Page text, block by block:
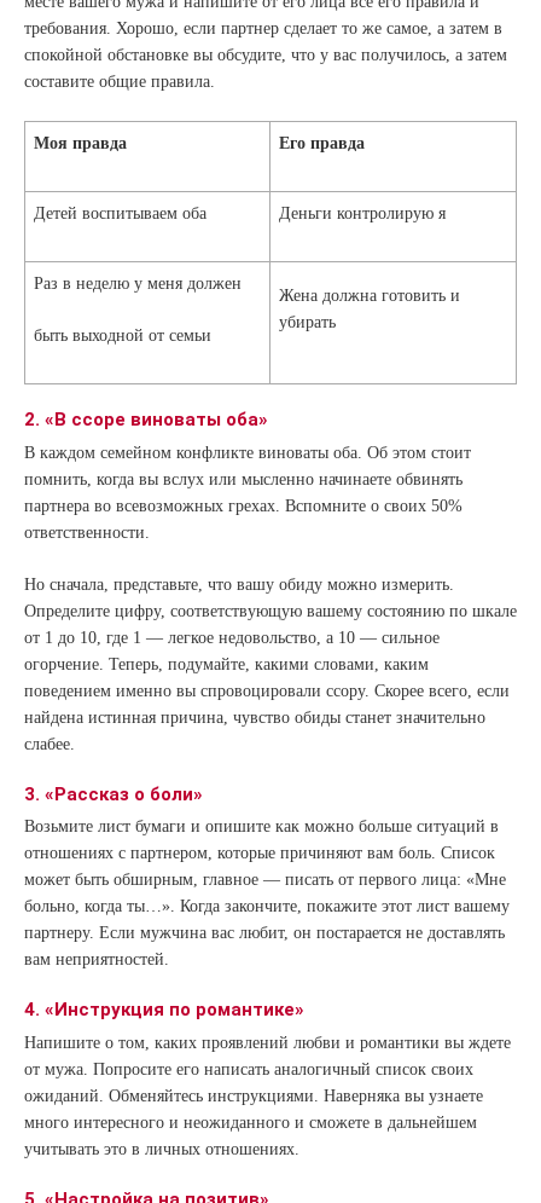
требования. Хорошо, если партнер сделает то же самое, а затем в
спокойной обстановке вы обсудите, что у вас получилось, а затем
составите общие правила.
Моя правда Его правда
Детей воспитываем оба Деньги контролирую я
Раз в неделю у меня должен
быть выходной от семьи
Жена должна готовить и
убирать
2. «В ссоре виноваты оба»
В каждом семейном конфликте виноваты оба. Об этом стоит
помнить, когда вы вслух или мысленно начинаете обвинять
партнера во всевозможных грехах. Вспомните о своих 50%
ответственности.
Но сначала, представьте, что вашу обиду можно измерить.
Определите цифру, соответствующую вашему состоянию по шкале
от 1 до 10, где 1 — легкое недовольство, а 10 — сильное
огорчение. Теперь, подумайте, какими словами, каким
поведением именно вы спровоцировали ссору. Скорее всего, если
найдена истинная причина, чувство обиды станет значительно
слабее.
3. «Рассказ о боли»
Возьмите лист бумаги и опишите как можно больше ситуаций в
отношениях с партнером, которые причиняют вам боль. Список
может быть обширным, главное — писать от первого лица: «Мне
больно, когда ты…». Когда закончите, покажите этот лист вашему
партнеру. Если мужчина вас любит, он постарается не доставлять
вам неприятностей.
4. «Инструкция по романтике»
Напишите о том, каких проявлений любви и романтики вы ждете
от мужа. Попросите его написать аналогичный список своих
ожиданий. Обменяйтесь инструкциями. Наверняка вы узнаете
много интересного и неожиданного и сможете в дальнейшем
учитывать это в личных отношениях.